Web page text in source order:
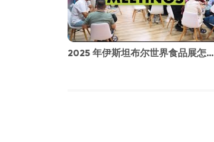
2025 年伊斯坦布尔世界食品展怎么